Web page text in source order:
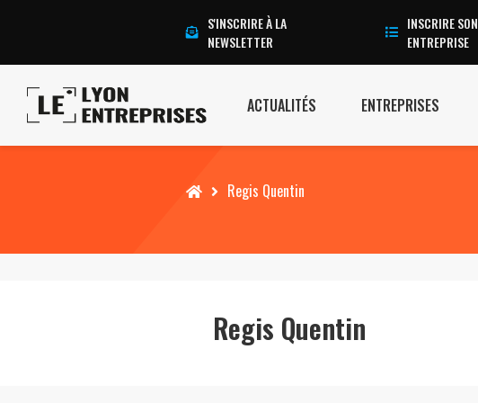
S'INSCRIRE À LA
NEWSLETTER
INSCRIRE SON
ENTREPRISE
ACTUALITÉS ENTREPRISES
Accueil Regis Quentin
Regis Quentin